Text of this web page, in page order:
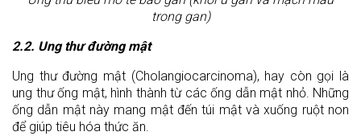
trong gan)
2.2. Ung thư đường mật
Ung thư đường mật (Cholangiocarcinoma), hay còn gọi là
ung thư ống mật, hình thành từ các ống dẫn mật nhỏ. Những
ống dẫn mật này mang mật đến túi mật và xuống ruột non
để giúp tiêu hóa thức ăn.